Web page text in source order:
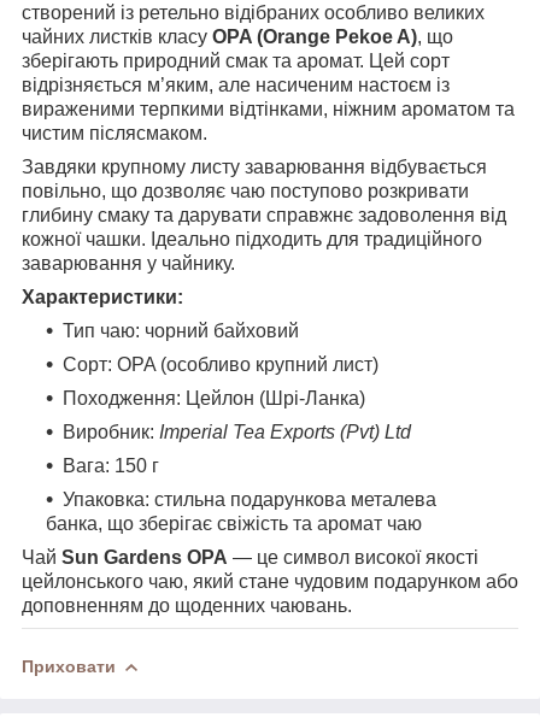
створений із ретельно відібраних особливо великих
чайних листків класу OPA (Orange Pekoe A), що
зберігають природний смак та аромат. Цей сорт
відрізняється м’яким, але насиченим настоєм із
вираженими терпкими відтінками, ніжним ароматом та
чистим післясмаком.
Завдяки крупному листу заварювання відбувається
повільно, що дозволяє чаю поступово розкривати
глибину смаку та дарувати справжнє задоволення від
кожної чашки. Ідеально підходить для традиційного
заварювання у чайнику.
Характеристики:
Тип чаю: чорний байховий
Сорт: OPA (особливо крупний лист)
Походження: Цейлон (Шрі-Ланка)
Виробник: Imperial Tea Exports (Pvt) Ltd
Вага: 150 г
Упаковка: стильна подарункова металева
банка, що зберігає свіжість та аромат чаю
Чай Sun Gardens OPA — це символ високої якості
цейлонського чаю, який стане чудовим подарунком або
доповненням до щоденних чаювань.
Приховати